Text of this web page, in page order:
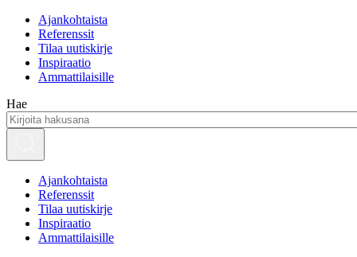
Ajankohtaista
Referenssit
Tilaa uutiskirje
Inspiraatio
Ammattilaisille
Hae
Ajankohtaista
Referenssit
Tilaa uutiskirje
Inspiraatio
Ammattilaisille